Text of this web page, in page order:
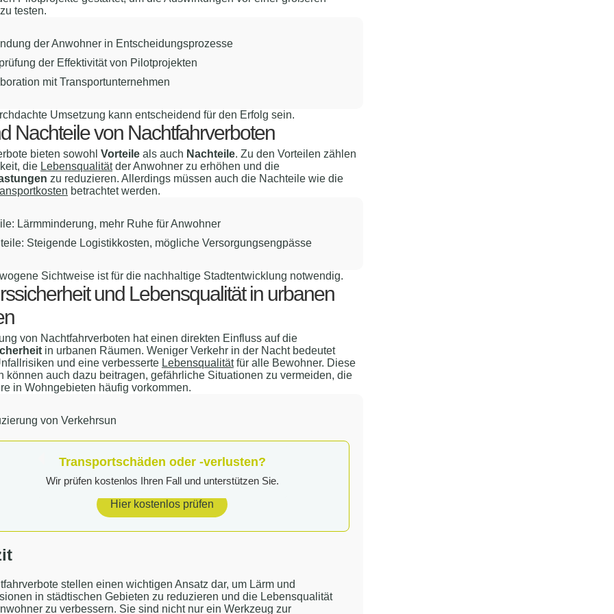
testen.
der Anwohner in Entscheidungsprozesse
der Effektivität von Pilotprojekten
mit Transportunternehmen
Umsetzung kann entscheidend für den Erfolg sein.
Nachteile von Nachtfahrverboten
bieten sowohl Vorteile als auch Nachteile. Zu den Vorteilen zählen
die Lebensqualitätder Anwohner zu erhöhen und die
zu reduzieren. Allerdings müssen auch die Nachteile wie die
betrachtet werden.
Lärmminderung, mehr Ruhe für Anwohner
Steigende Logistikkosten, mögliche Versorgungsengpässe
Sichtweise ist für die nachhaltige Stadtentwicklung notwendig.
und Lebensqualität in urbanen
von Nachtfahrverboten hat einen direkten Einfluss auf die
in urbanen Räumen. Weniger Verkehr in der Nacht bedeutet
und eine verbesserte Lebensqualitätfür alle Bewohner. Diese
können auch dazu beitragen, gefährliche Situationen zu vermeiden, die
in Wohngebieten häufig vorkommen.
von Verkehrsun
Transportschäden oder -verlusten?
Wir prüfen kostenlos Ihren Fall und unterstützen Sie.
Hier kostenlos prüfen
stellen einen wichtigen Ansatz dar, um Lärm und
in städtischen Gebieten zu reduzieren und die Lebensqualität
zu verbessern. Sie sind nicht nur ein Werkzeug zur